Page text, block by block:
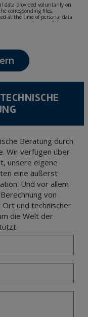
data provided voluntarily on
corresponding files,
at the time of personal data
may be any of the
or question, established
be treated with the utmost
provided for the General
advised not to send high-
your sole responsibility.
rectification, cancellation
Protection Regulation
Beratung durch
Wir verfügen über
unsere eigene
eine äußerst
Und vor allem
von
und technischer
die Welt der